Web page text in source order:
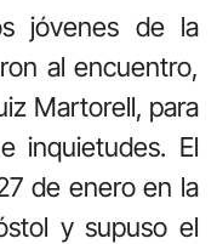
jóvenes de la
al encuentro,
Martorell, para
inquietudes. El
de enero en la
y supuso el